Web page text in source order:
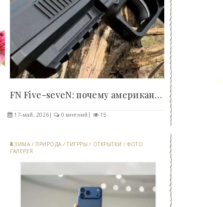
FN Five-seveN: почему американцы пытались..
17-май, 2026 0 мнений 15
ЗИМА / ПРИРОДА /ТИГРРЫ / ОТКРЫТКИ /ФОТО
ГАЛЕРЕЯ